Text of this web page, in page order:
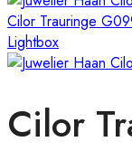
Cilor Trauringe
Lightbox
Cilor